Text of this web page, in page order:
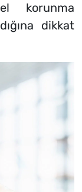
korunma
dikkat